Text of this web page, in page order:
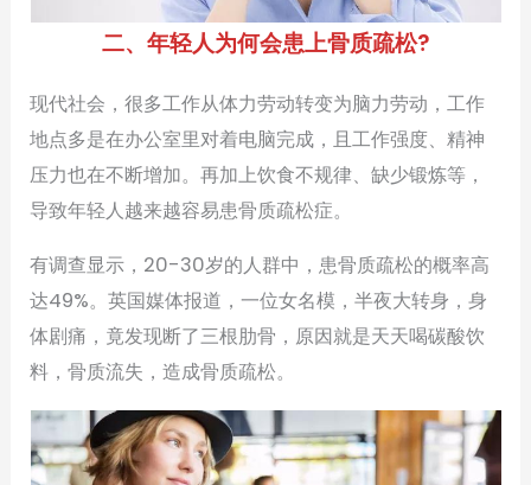
二、年轻人为何会患上骨质疏松?
现代社会，很多工作从体力劳动转变为脑力劳动，工作
地点多是在办公室里对着电脑完成，且工作强度、精神
压力也在不断增加。再加上饮食不规律、缺少锻炼等，
导致年轻人越来越容易患骨质疏松症。
有调查显示，20-30岁的人群中，患骨质疏松的概率高
达49%。英国媒体报道，一位女名模，半夜大转身，身
体剧痛，竟发现断了三根肋骨，原因就是天天喝碳酸饮
料，骨质流失，造成骨质疏松。